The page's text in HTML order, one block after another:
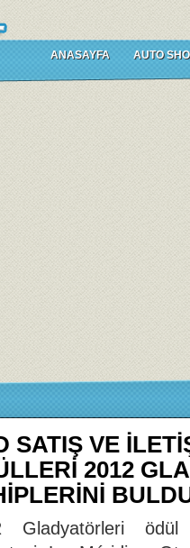
ANASAYFA AUTO
SATIŞ VE
2012
Gladyatörleri